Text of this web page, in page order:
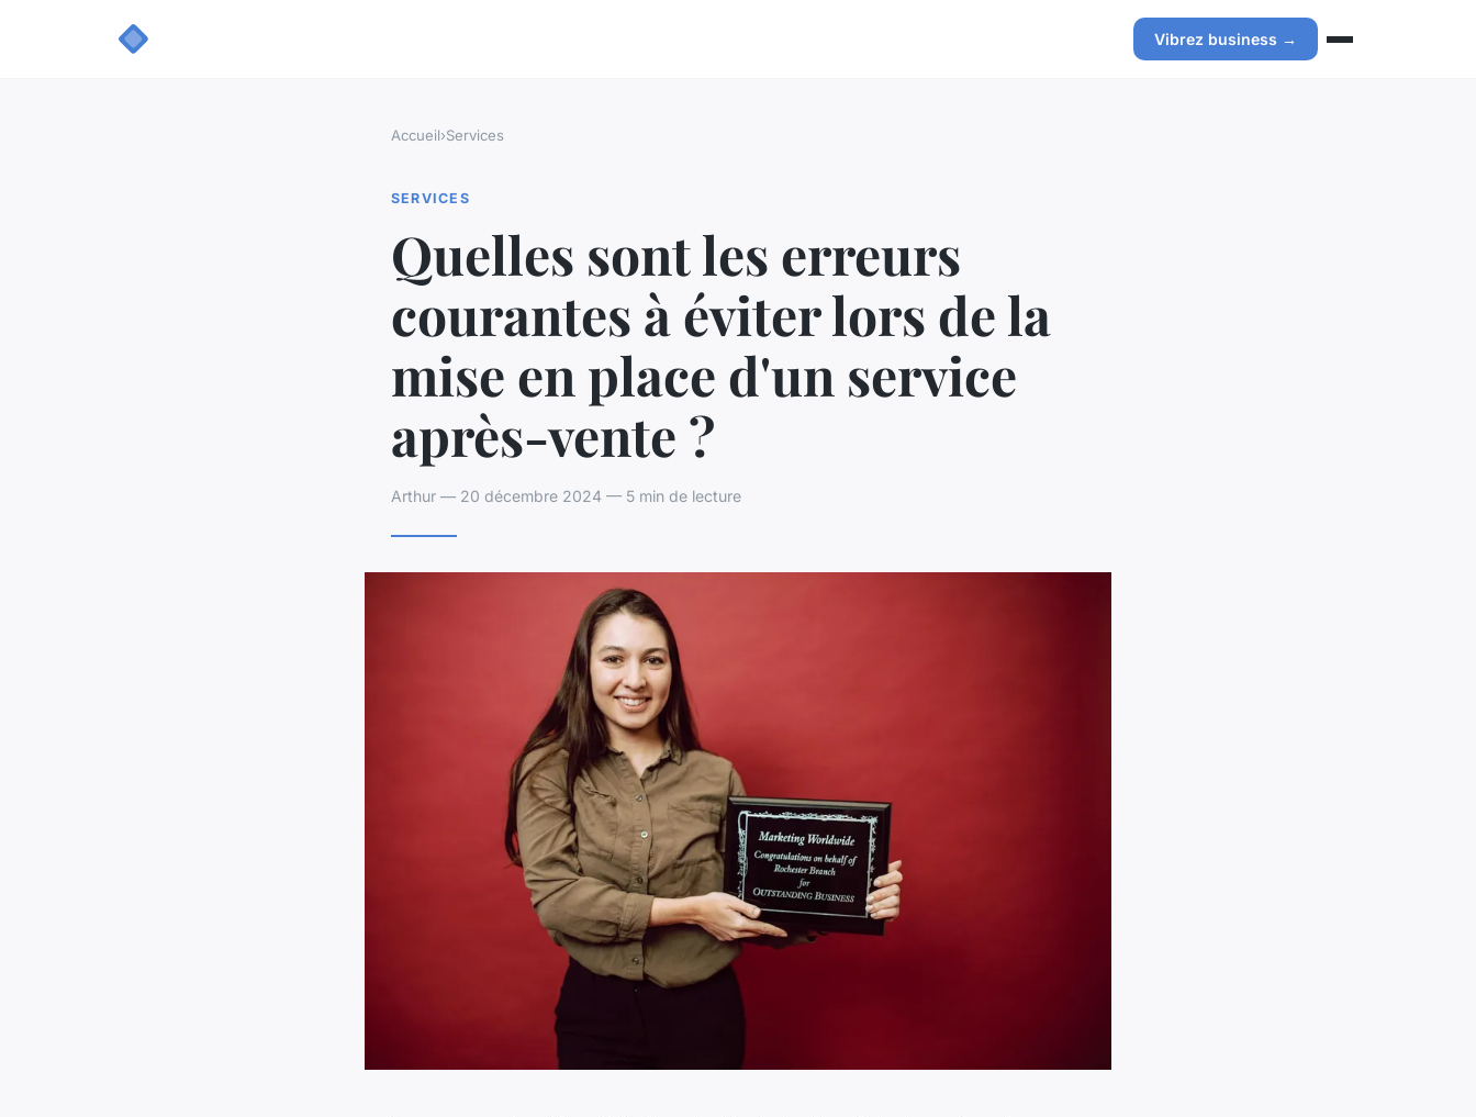
Vibrez business →
Accueil›Services
SERVICES
Quelles sont les erreurs
courantes à éviter lors de la
mise en place d'un service
après-vente ?
Arthur — 20 décembre 2024 — 5 min de lecture